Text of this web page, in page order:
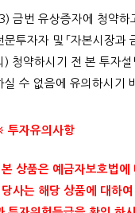
금번 유상증자에 청약하
문투자자 및 「자본시장
) 청약하시기 전 본 투자
실 수 없음에 유의하시기
투자유의사항
상품은 예금자보호법
사는 해당 상품에 대하